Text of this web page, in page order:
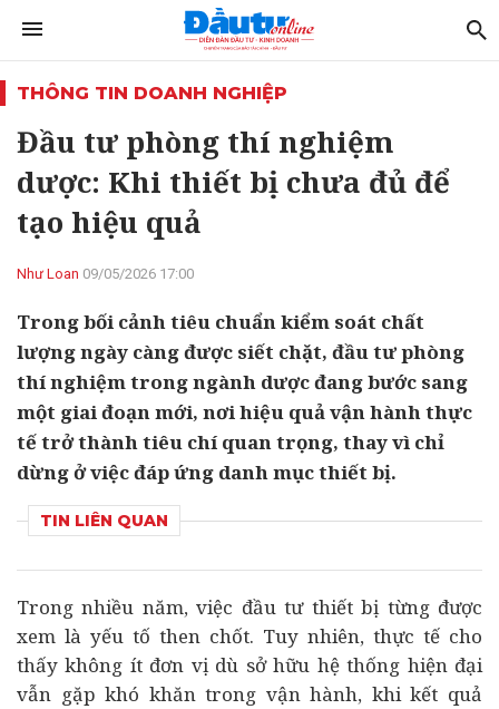
THÔNG TIN DOANH NGHIỆP
Đầu tư phòng thí nghiệm
dược: Khi thiết bị chưa đủ để
tạo hiệu quả
Như Loan 09/05/2026 17:00
Trong bối cảnh tiêu chuẩn kiểm soát chất
lượng ngày càng được siết chặt, đầu tư phòng
thí nghiệm trong ngành dược đang bước sang
một giai đoạn mới, nơi hiệu quả vận hành thực
tế trở thành tiêu chí quan trọng, thay vì chỉ
dừng ở việc đáp ứng danh mục thiết bị.
TIN LIÊN QUAN
Trong nhiều năm, việc đầu tưthiết bị từng được
xem là yếu tố then chốt. Tuy nhiên, thực tế cho
thấy không ít đơn vị dù sở hữu hệ thống hiện đại
vẫn gặp khó khăn trong vận hành, khi kết quả